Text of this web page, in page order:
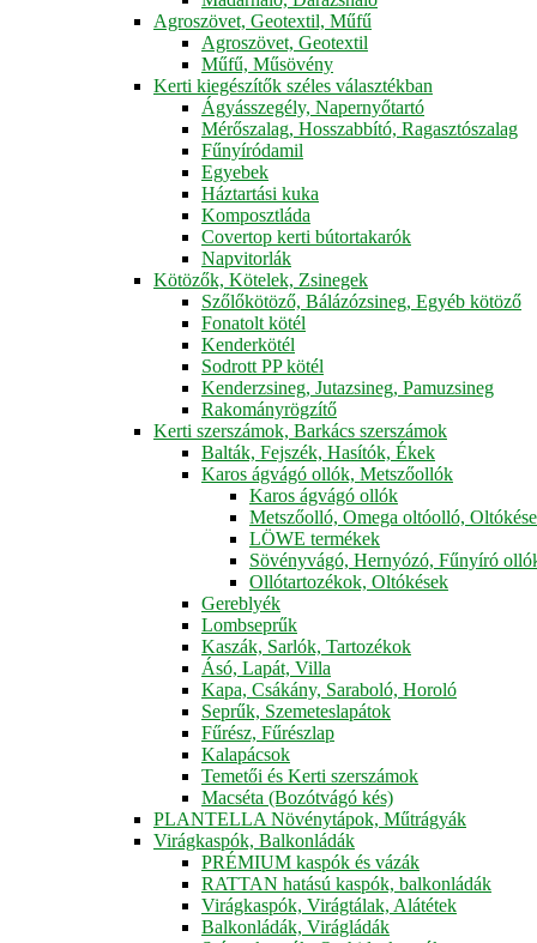
Agroszövet, Geotextil, Műfű
Agroszövet, Geotextil
Műfű, Műsövény
Kerti kiegészítők széles választékban
Ágyásszegély, Napernyőtartó
Mérőszalag, Hosszabbító, Ragasztószalag
Fűnyíródamil
Egyebek
Háztartási kuka
Komposztláda
Covertop kerti bútortakarók
Napvitorlák
Kötözők, Kötelek, Zsinegek
Szőlőkötöző, Bálázózsineg, Egyéb kötöző
Fonatolt kötél
Kenderkötél
Sodrott PP kötél
Kenderzsineg, Jutazsineg, Pamuzsineg
Rakományrögzítő
Kerti szerszámok, Barkács szerszámok
Balták, Fejszék, Hasítók, Ékek
Karos ágvágó ollók, Metszőollók
Karos ágvágó ollók
Metszőolló, Omega oltóolló,
LÖWE termékek
Sövényvágó, Hernyózó, Fűnyíró
Ollótartozékok, Oltókések
Gereblyék
Lombseprűk
Kaszák, Sarlók, Tartozékok
Ásó, Lapát, Villa
Kapa, Csákány, Saraboló, Horoló
Seprűk, Szemeteslapátok
Fűrész, Fűrészlap
Kalapácsok
Temetői és Kerti szerszámok
Macséta (Bozótvágó kés)
PLANTELLA Növénytápok, Műtrágyák
Virágkaspók, Balkonládák
PRÉMIUM kaspók és vázák
RATTAN hatású kaspók, balkonládák
Virágkaspók, Virágtálak, Alátétek
Balkonládák, Virágládák